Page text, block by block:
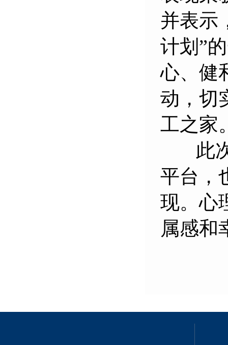
并表示
计划”
心、健
动，切
工之家
此次
平台，
现。心
属感和